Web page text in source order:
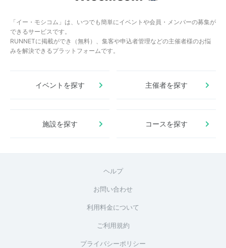
「イー・モシコム」は、いつでも簡単にイベントや会員・メンバーの募集が
できるサービスです。
RUNNETに掲載ができ（無料）、集客や申込者管理などの主催者様のお悩
みを解決できるプラットフォームです。
イベントを探す 主催者を探す
施設を探す コースを探す
ヘルプ
お問い合わせ
利用料金について
ご利用規約
プライバシーポリシー